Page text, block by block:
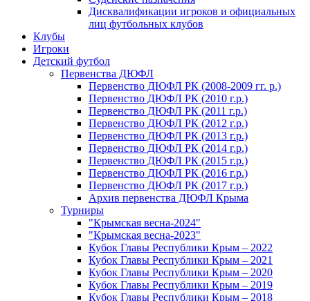
Дисквалификации игроков и официальных
лиц футбольных клубов
Клубы
Игроки
Детский футбол
Первенства ДЮФЛ
Первенство ДЮФЛ РК (2008-2009 гг. р.)
Первенство ДЮФЛ РК (2010 г.р.)
Первенство ДЮФЛ РК (2011 г.р.)
Первенство ДЮФЛ РК (2012 г.р.)
Первенство ДЮФЛ РК (2013 г.р.)
Первенство ДЮФЛ РК (2014 г.р.)
Первенство ДЮФЛ РК (2015 г.р.)
Первенство ДЮФЛ РК (2016 г.р.)
Первенство ДЮФЛ РК (2017 г.р.)
Архив первенства ДЮФЛ Крыма
Турниры
"Крымская весна-2024"
"Крымская весна-2023"
Кубок Главы Республики Крым – 2022
Кубок Главы Республики Крым – 2021
Кубок Главы Республики Крым – 2020
Кубок Главы Республики Крым – 2019
Кубок Главы Республики Крым – 2018